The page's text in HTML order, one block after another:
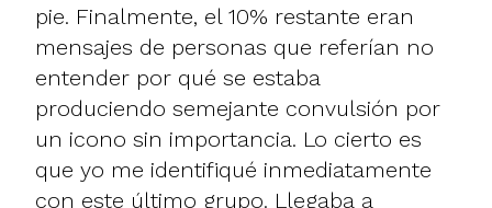
pie. Finalmente, el 10% restante eran
mensajes de personas que referían no
entender por qué se estaba
produciendo semejante convulsión por
un icono sin importancia. Lo cierto es
que yo me identifiqué inmediatamente
con este último grupo. Llegaba a